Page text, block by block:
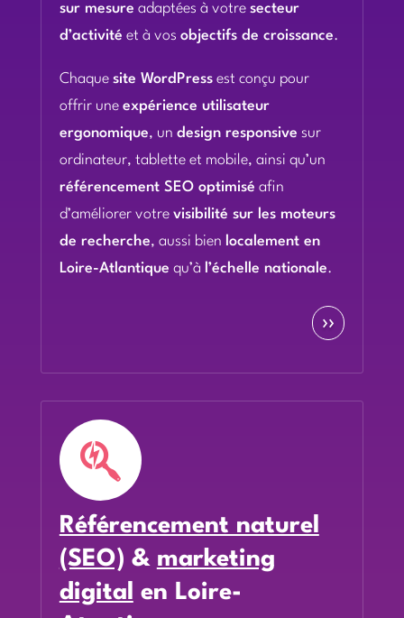
sur mesure adaptées à votre secteur
d’activité et à vos objectifs de croissance.
Chaque site WordPressest conçu pour
offrir une expérience utilisateur
ergonomique, un design responsive sur
ordinateur, tablette et mobile, ainsi qu’un
référencement SEO optimisé afin
d’améliorer votre visibilité sur les moteurs
de recherche, aussi bien localement en
Loire-Atlantique qu’à l’échelle nationale.
››

Référencement naturel
(SEO) & marketing
digital
en Loire-